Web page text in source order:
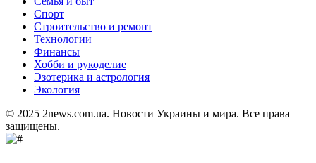
Спорт
Строительство и ремонт
Технологии
Финансы
Хобби и рукоделие
Эзотерика и астрология
Экология
© 2025 2news.com.ua. Новости Украины и мира. Все права
защищены.